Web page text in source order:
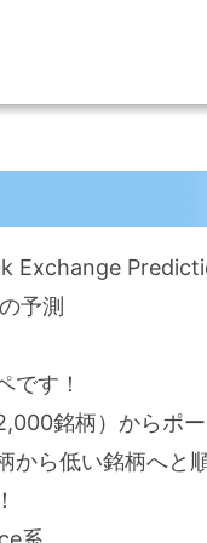
Exchange
予測
です！
銘柄）からポ
から低い銘柄へと